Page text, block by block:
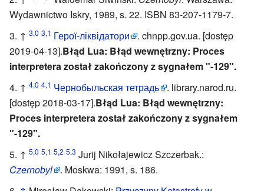
Wydawnictwo Iskry, 1989, s. 22. ISBN 83-207-1179-7.
↑ 3,0 3,1 Герої-ліквідатори
. chnpp.gov.ua. [dostęp
2019-04-13].Błąd Lua: Błąd wewnętrzny: Proces
interpretera został zakończony z sygnałem "-129".
↑ 4,0 4,1 Чернобыльская тетрадь
. library.narod.ru.
[dostęp 2018-03-17].Błąd Lua: Błąd wewnętrzny:
Proces interpretera został zakończony z sygnałem
"-129".
↑ 5,0 5,1 5,2 5,3 Jurij Nikołajewicz Szczerbak.:
Czernobyl
. Moskwa: 1991, s. 186.